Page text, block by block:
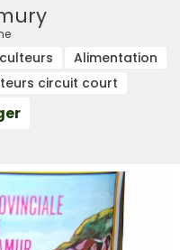
Alimentation
circuit court